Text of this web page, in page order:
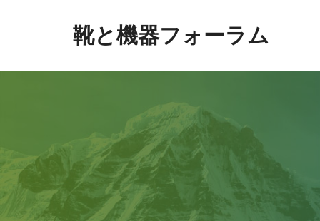
靴と機器フォーラム